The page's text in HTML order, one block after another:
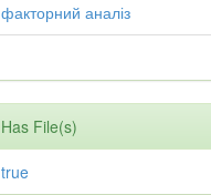
факторний аналіз
Has File(s)
true